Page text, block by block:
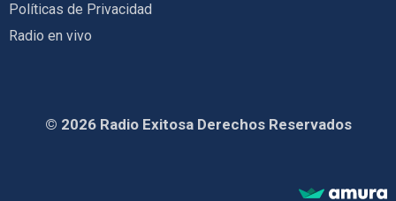
Políticas de Privacidad
Radio en vivo
© 2026 Radio Exitosa Derechos Reservados